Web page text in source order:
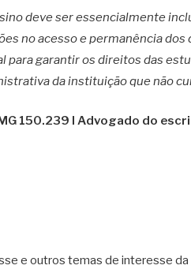
deve ser essencialmente
no acesso e permanência
para garantir os direitos das
da instituição que não
150.239 I Advogado do
e outros temas de interesse